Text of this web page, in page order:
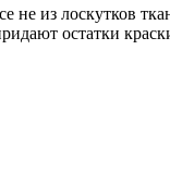
не из лоскутков
остатки